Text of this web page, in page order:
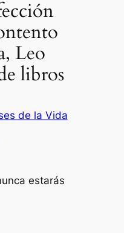
Leo
libros
de la Vida
estarás